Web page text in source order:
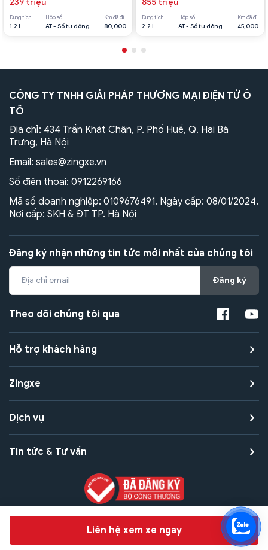
Chat hỗ trợ
Liên hệ xem xe ngay
Dung tích
1.2 L
Hộp số
AT - Số tự động
Km đã đi
80,000
Dung tích
2.2 L
Hộp số
AT - Số tự động
Km đã đi
45,000
CÔNG TY TNHH GIẢI PHÁP THƯƠNG MẠI ĐIỆN TỬ Ô
TÔ
Địa chỉ: 434 Trần Khát Chân, P. Phố Huế, Q. Hai Bà
Trưng, Hà Nội
Email: sales@zingxe.vn
Số điện thoại: 0912269166
Mã số doanh nghiệp: 0109676491. Ngày cấp: 08/01/2024.
Nơi cấp: SKH & ĐT TP. Hà Nội
Đăng ký nhận những tin tức mới nhất của chúng tôi
Đăng ký
Theo dõi chúng tôi qua
Hỗ trợ khách hàng
Zingxe
Dịch vụ
Tin tức & Tư vấn
Bảo mật quyền riêng tư
Điều khoản sử dụng